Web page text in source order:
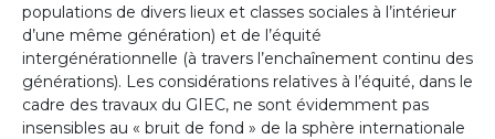
populations de divers lieux et classes sociales à l’intérieur
d’une même génération) et de l’équité
intergénérationnelle (à travers l’enchaînement continu des
générations). Les considérations relatives à l’équité, dans le
cadre des travaux du GIEC, ne sont évidemment pas
insensibles au « bruit de fond » de la sphère internationale